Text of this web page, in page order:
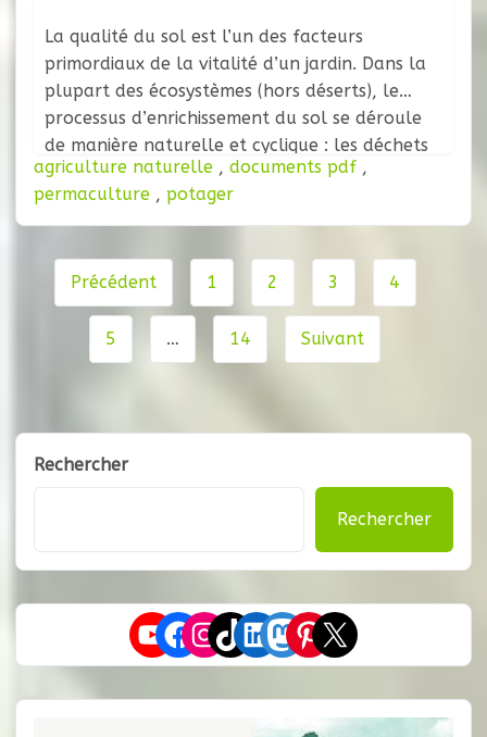
La qualité du sol est l’un des facteurs
primordiaux de la vitalité d’un jardin. Dans la
plupart des écosystèmes (hors déserts), le
processus d’enrichissement du sol se déroule
de manière naturelle et cyclique : les déchets
organiques (feuilles, branches, arbres,
défections animales…) s’amassent sur le sol,
servant de nourritures à divers organismes
agriculture naturelle , documents pdf ,
permaculture , potager
Navigation
de
Précédent 1 2 3 4
5 … 14 Suivant
Rechercher
Rechercher
YouTube
Facebook
Instagram
TikTok
LinkedIn
Mastodon
Pinterest
X